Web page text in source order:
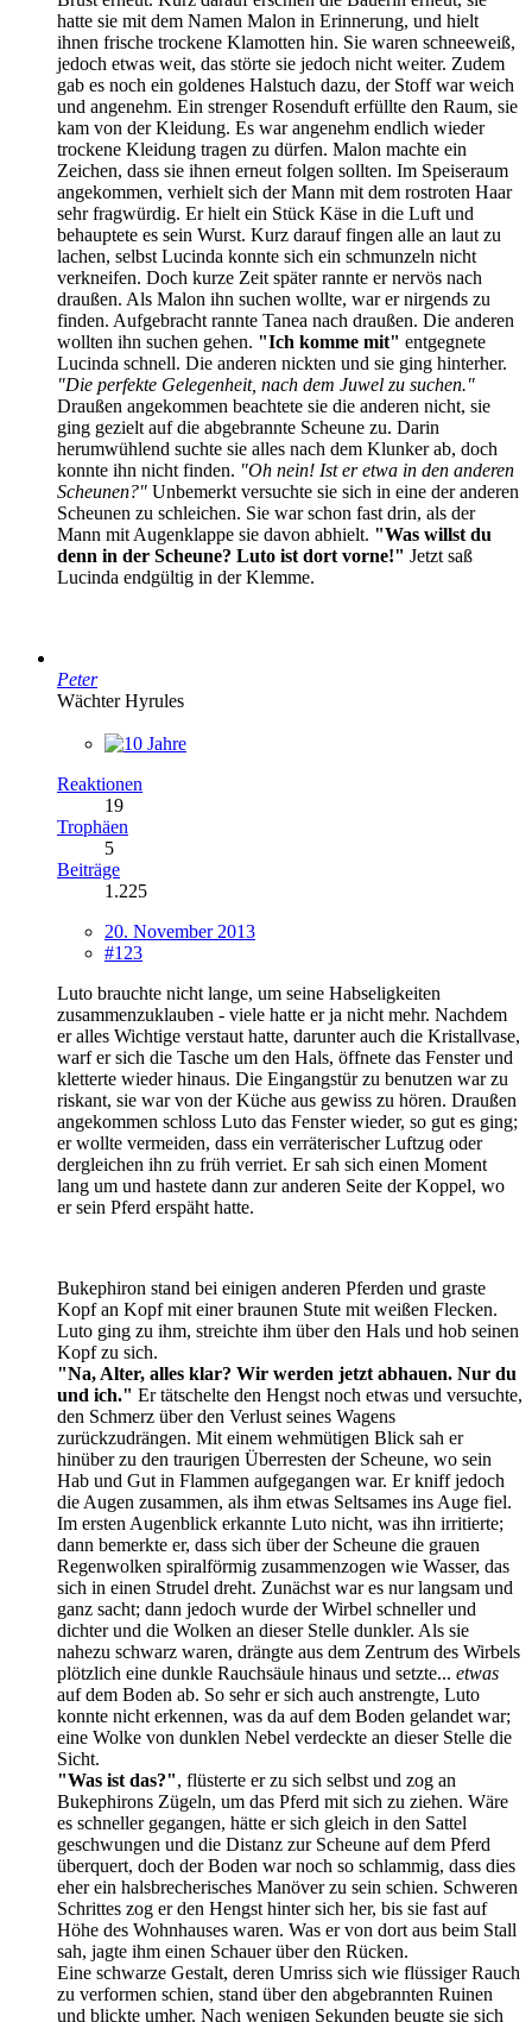
hatte sie mit dem Namen Malon in Erinnerung, und hielt
ihnen frische trockene Klamotten hin. Sie waren schneeweiß,
jedoch etwas weit, das störte sie jedoch nicht weiter. Zudem
gab es noch ein goldenes Halstuch dazu, der Stoff war weich
und angenehm. Ein strenger Rosenduft erfüllte den Raum, sie
kam von der Kleidung. Es war angenehm endlich wieder
trockene Kleidung tragen zu dürfen. Malon machte ein
Zeichen, dass sie ihnen erneut folgen sollten. Im Speiseraum
angekommen, verhielt sich der Mann mit dem rostroten Haar
sehr fragwürdig. Er hielt ein Stück Käse in die Luft und
behauptete es sein Wurst. Kurz darauf fingen alle an laut zu
lachen, selbst Lucinda konnte sich ein schmunzeln nicht
verkneifen. Doch kurze Zeit später rannte er nervös nach
draußen. Als Malon ihn suchen wollte, war er nirgends zu
finden. Aufgebracht rannte Tanea nach draußen. Die anderen
wollten ihn suchen gehen. "Ich komme mit" entgegnete
Lucinda schnell. Die anderen nickten und sie ging hinterher.
"Die perfekte Gelegenheit, nach dem Juwel zu suchen."
Draußen angekommen beachtete sie die anderen nicht, sie
ging gezielt auf die abgebrannte Scheune zu. Darin
herumwühlend suchte sie alles nach dem Klunker ab, doch
konnte ihn nicht finden. "Oh nein! Ist er etwa in den anderen
Scheunen?" Unbemerkt versuchte sie sich in eine der anderen
Scheunen zu schleichen. Sie war schon fast drin, als der
Mann mit Augenklappe sie davon abhielt. "Was willst du
denn in der Scheune? Luto ist dort vorne!" Jetzt saß
Lucinda endgültig in der Klemme.
Peter
Wächter Hyrules
Reaktionen
19
Trophäen
5
Beiträge
1.225
20. November 2013
#123
Luto brauchte nicht lange, um seine Habseligkeiten
zusammenzuklauben - viele hatte er ja nicht mehr. Nachdem
er alles Wichtige verstaut hatte, darunter auch die Kristallvase,
warf er sich die Tasche um den Hals, öffnete das Fenster und
kletterte wieder hinaus. Die Eingangstür zu benutzen war zu
riskant, sie war von der Küche aus gewiss zu hören. Draußen
angekommen schloss Luto das Fenster wieder, so gut es ging;
er wollte vermeiden, dass ein verräterischer Luftzug oder
dergleichen ihn zu früh verriet. Er sah sich einen Moment
lang um und hastete dann zur anderen Seite der Koppel, wo
er sein Pferd erspäht hatte.
Bukephiron stand bei einigen anderen Pferden und graste
Kopf an Kopf mit einer braunen Stute mit weißen Flecken.
Luto ging zu ihm, streichte ihm über den Hals und hob seinen
Kopf zu sich.
"Na, Alter, alles klar? Wir werden jetzt abhauen. Nur du
und ich." Er tätschelte den Hengst noch etwas und versuchte,
den Schmerz über den Verlust seines Wagens
zurückzudrängen. Mit einem wehmütigen Blick sah er
hinüber zu den traurigen Überresten der Scheune, wo sein
Hab und Gut in Flammen aufgegangen war. Er kniff jedoch
die Augen zusammen, als ihm etwas Seltsames ins Auge fiel.
Im ersten Augenblick erkannte Luto nicht, was ihn irritierte;
dann bemerkte er, dass sich über der Scheune die grauen
Regenwolken spiralförmig zusammenzogen wie Wasser, das
sich in einen Strudel dreht. Zunächst war es nur langsam und
ganz sacht; dann jedoch wurde der Wirbel schneller und
dichter und die Wolken an dieser Stelle dunkler. Als sie
nahezu schwarz waren, drängte aus dem Zentrum des Wirbels
plötzlich eine dunkle Rauchsäule hinaus und setzte... etwas
auf dem Boden ab. So sehr er sich auch anstrengte, Luto
konnte nicht erkennen, was da auf dem Boden gelandet war;
eine Wolke von dunklen Nebel verdeckte an dieser Stelle die
Sicht.
"Was ist das?", flüsterte er zu sich selbst und zog an
Bukephirons Zügeln, um das Pferd mit sich zu ziehen. Wäre
es schneller gegangen, hätte er sich gleich in den Sattel
geschwungen und die Distanz zur Scheune auf dem Pferd
überquert, doch der Boden war noch so schlammig, dass dies
eher ein halsbrecherisches Manöver zu sein schien. Schweren
Schrittes zog er den Hengst hinter sich her, bis sie fast auf
Höhe des Wohnhauses waren. Was er von dort aus beim Stall
sah, jagte ihm einen Schauer über den Rücken.
Eine schwarze Gestalt, deren Umriss sich wie flüssiger Rauch
zu verformen schien, stand über den abgebrannten Ruinen
und blickte umher. Nach wenigen Sekunden beugte sie sich